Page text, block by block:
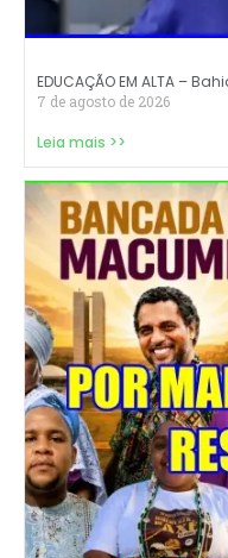
EDUCAÇÃO EM ALTA –
7 de agosto de 2026
Leia mais >>